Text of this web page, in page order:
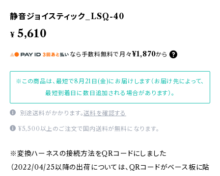
静音ジョイスティック_LSQ-40
¥ 5,610
なら 手数料無料で 月々¥1,870から
※この商品は、最短で8月21日(金)にお届けします（お届け先によって、
最短到着日に数日追加される場合があります）。
別途送料がかかります。送料を確認する
¥5,500以上のご注文で国内送料が無料になります。
※変換ハーネスの接続方法をQRコードにしました
（2022/04/25以降の出荷については、QRコードがベース板に貼